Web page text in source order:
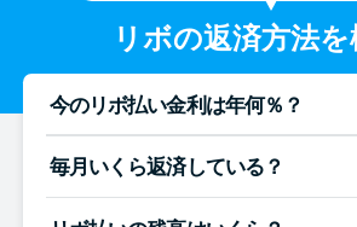
審査が不安な方
リボの返済方法を
今のリボ払い金利は年何％？
毎月いくら返済している？